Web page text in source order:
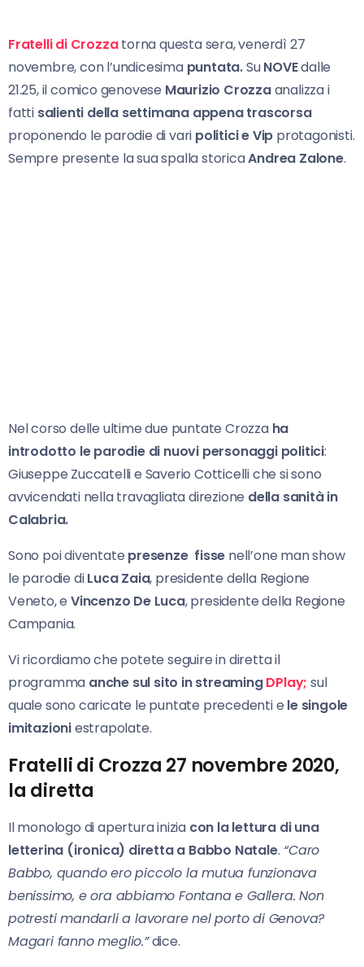
Fratelli di Crozzatorna questa sera, venerdì 27
novembre, con l’undicesimapuntata.SuNOVEdalle
21.25, il comico genovese Maurizio Crozzaanalizza i
fatti salienti della settimana appena trascorsa
proponendo le parodie di vari politici e Vip protagonisti.
Sempre presente la sua spalla storicaAndrea Zalone.
Nel corso delle ultime due puntate Crozza ha
introdotto le parodie di nuovi personaggi politici:
Giuseppe Zuccatelli e Saverio Cotticelli che si sono
avvicendati nella travagliata direzione della sanità in
Calabria.
Sono poi diventate presenze fisse nell’one man show
le parodie diLuca Zaia, presidente della Regione
Veneto, e Vincenzo De Luca, presidente della Regione
Campania.
Vi ricordiamo che potete seguire in diretta il
programma anche sul sito in streamingDPlay; sul
quale sono caricate le puntate precedenti e le singole
imitazioniestrapolate.
Fratelli di Crozza 27 novembre 2020,
la diretta
Il monologo di apertura inizia con la lettura di una
letterina (ironica) diretta a Babbo Natale. “Caro
Babbo, quando ero piccolo la mutua funzionava
benissimo, e ora abbiamo Fontana e Gallera. Non
potresti mandarli a lavorare nel porto di Genova?
Magari fanno meglio.”dice.